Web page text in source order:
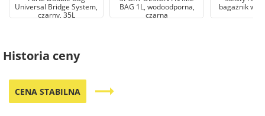
Universal Bridge System,
czarny, 35L
BAG 1L, wodoodporna,
czarna
bagażnik
Historia ceny
CENA STABILNA trending_flat